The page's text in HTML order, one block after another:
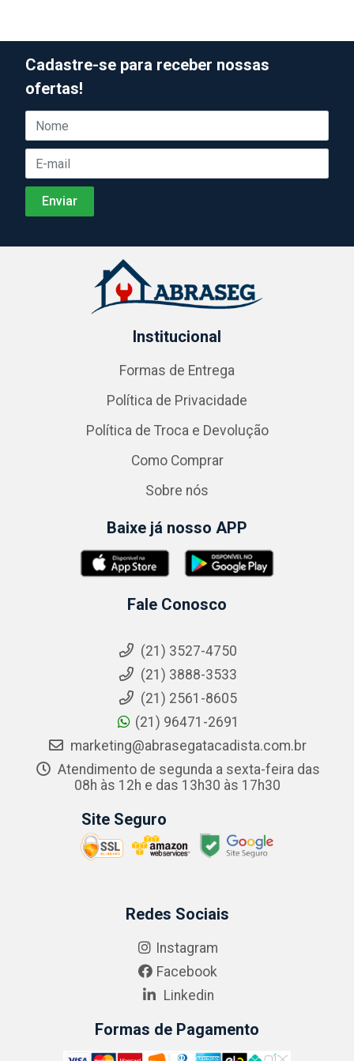
Cadastre-se para receber nossas
ofertas!
Institucional
Formas de Entrega
Política de Privacidade
Política de Troca e Devolução
Como Comprar
Sobre nós
Baixe já nosso APP
Fale Conosco
(21) 3527-4750
(21) 3888-3533
(21) 2561-8605
(21) 96471-2691
marketing@abrasegatacadista.com.br
Atendimento de segunda a sexta-feira das
08h às 12h e das 13h30 às 17h30
Site Seguro
Redes Sociais
Instagram
Facebook
Linkedin
Formas de Pagamento